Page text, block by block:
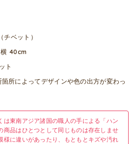
ベット）
40cm
ト
所によってデザインや色の出方が変わっ
東南アジア諸国の職人の手による「ハン
商品はひとつとして同じものは存在しませ
様に違いがあったり、もともとキズや汚れ